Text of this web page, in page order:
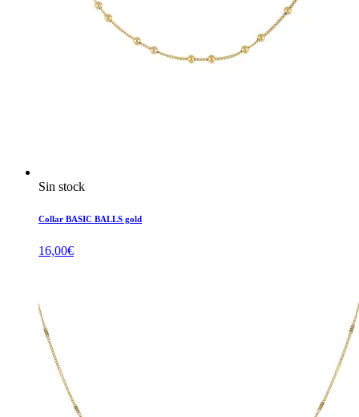
Sin stock
Collar BASIC BALLS gold
16,00€